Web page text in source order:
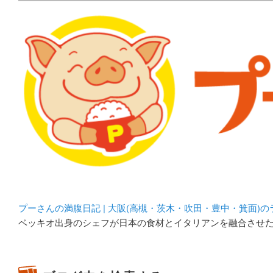
プーさんの満腹日記 |
豊中・箕面)のランチ＆
化してます。
プーさんの満腹日記 | 大阪(高槻・茨木・吹田・豊中・箕面)
ベッキオ出身のシェフが日本の食材とイタリアンを融合させ